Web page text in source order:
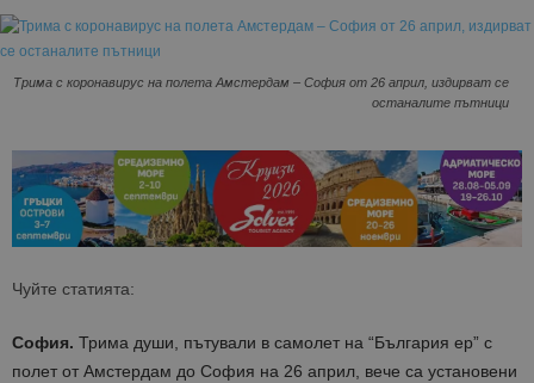
Трима с коронавирус на полета Амстердам – София от 26 април, издирват се
останалите пътници
Чуйте статията:
София. Трима души, пътували в самолет на “България ер” с
полет от Амстердам до София на 26 април, вече са установени